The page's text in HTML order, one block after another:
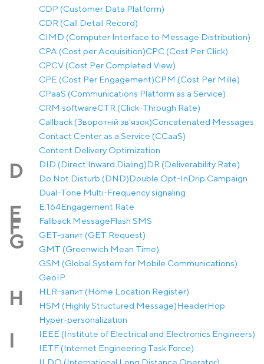
CDP (Customer Data Platform)
CDR (Call Detail Record)
CIMD (Computer Interface to Message Distribution)
CPA (Cost per Acquisition)CPC (Cost Per Click)
CPCV (Cost Per Completed View)
CPE (Cost Per Engagement)CPM (Cost Per Mille)
CPaaS (Communications Platform as a Service)
CRM softwareCTR (Click-Through Rate)
Callback (Зворотній зв'язок)Concatenated Messages
Contact Center as a Service (CCaaS)
Content Delivery Optimization
D DID (Direct Inward Dialing)DR (Deliverability Rate)
Do Not Disturb (DND)Double Opt-InDrip Campaign
Dual-Tone Multi-Frequency signaling
E E.164Engagement Rate
F Fallback MessageFlash SMS
G
GET-запит (GET Request)
GMT (Greenwich Mean Time)
GSM (Global System for Mobile Communications)
GeoIP
H
HLR-запит (Home Location Register)
HSM (Highly Structured Message)HeaderHop
Hyper-personalization
I
IEEE (Institute of Electrical and Electronics Engineers)
IETF (Internet Engineering Task Force)
ILDO (International Long Distance Operator)